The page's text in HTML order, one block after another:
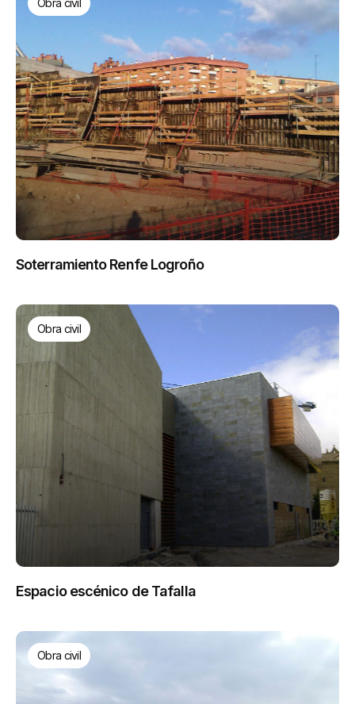
Obra civil
Soterramiento Renfe Logroño
Obra civil
Espacio escénico de Tafalla
Obra civil